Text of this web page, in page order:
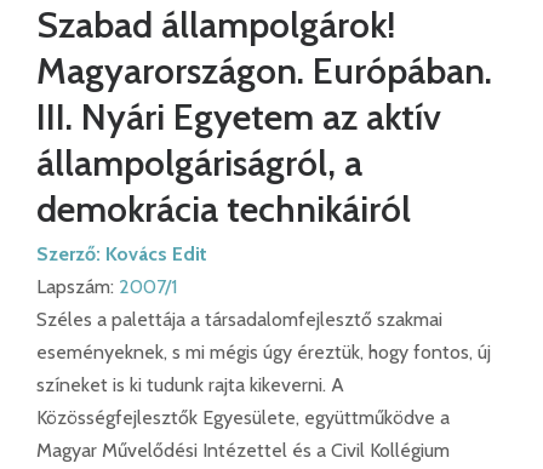
Szabad állampolgárok!
Magyarországon. Európában.
III. Nyári Egyetem az aktív
állampolgáriságról, a
demokrácia technikáiról
Szerző: Kovács Edit
Lapszám: 2007/1
Széles a palettája a társadalomfejlesztő szakmai
eseményeknek, s mi mégis úgy éreztük, hogy fontos, új
színeket is ki tudunk rajta kikeverni. A
Közösségfejlesztők Egyesülete, együttműködve a
Magyar Művelődési Intézettel és a Civil Kollégium